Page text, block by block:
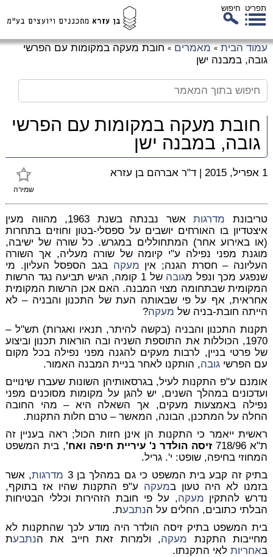
תפריט חיפוש
עמוד הבית » מאמרים » חובת מעקה במקומות עם הפרשי
גובה, במבנה ישן
חובת מעקה במקומות עם הפרשי
גובה, במבנה ישן
שמירה
1 אפריל, 2015 | ד"ר אברהם בן עזרא
טריבונת מדרגות
אשר נבנתה בשנת 1963, מהווה מעין
איצטדיון בו האורחים יושבים על ספסלי-בטון וחוזים בתחרות
(או באירוע אחר) המתחוללים במגרש. כל שורה של ישיבה,
מוגנת מפני נפילה ע"י קיומה של שורה מעליה, אך השורה
העליונה – חסרת הגנה; אין מעקה בגב הספסל העליון. מי
שנפגע מכך ונפל מגובה
של 1 קומה, הגיש תביעה נגד הרשות
המקומית שבתחומה מצוי המבנה. האם אכן הרשות המקומית
אחראית, אף על פי שבאותה העת של התכנון והבניה – לא
הייתה חובת-בניה של מעקה?
תקנות התכנון והבניה (בקשה להיתר, תנאיו ואגרות) תש"ל –
1970, הכוללות את התוספת השניה ובה הוראות תכנון וביצוע
של פרטי בניין, לרבות מעקים להגנה מפני נפילה בכל מקום
עם הפרשי גובה, הותקנו לאחרבניית המבנה האמור.
אומנם ע"פ התקנות לעיל, בגרסאותיהן השונות שעברו שינויים
ועדכונים במהלך השנים, יש להגן על מקומות מסוכנים מפני
נפילה באמצעות מעקים, אך השאלה היא – מהי החובה
החלה על המתכנן, הבונה, המאשר – טרם חלות התקנות.
ראשית ייאמר כי התקנות הן אינן חזות הכול; ראה בעניין זה
ת"א 718/96
זיסה הולדר נ' עיריית חיפה ואח', בית המשפט
המחוזי בחיפה, שופט: י'. גריל.
בתיק זה קבע בית המשפט כי גם במהלך בן 3
מדרגות, אשר
בזמנו לא היה טעון במעקה ע"פ התקנות שהיו אז בתוקף,
נדרש להתקין מעקה, על פי חובת הזהירות וכללי הבטיחות
הבלתי כתובים, החלים על הנתבעת.
בית המשפט בתיק זיסה הולדר היה מודע לכך שהתקנות לא
מחייבות התקנת מעקה, ולמרות זאת חייב את הנתבעת
באחריותלאי התקנתו.